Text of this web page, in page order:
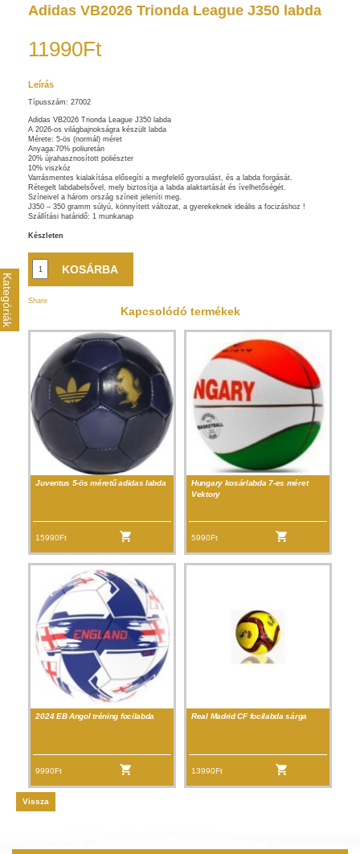
Kategóriák
Adidas VB2026 Trionda League J350 labda
11990Ft
Leírás
Típusszám: 27002
Adidas VB2026 Trionda League J350 labda
A 2026-os világbajnokságra készült labda
Mérete: 5-ös (normál) méret
Anyaga:70% poliuretán
20% újrahasznosított poliészter
10% viszkóz
Varrásmentes kialakítása elősegíti a megfelelő gyorsulást, és a labda forgását.
Rétegelt labdabelsővel, mely biztosítja a labda alaktartását és ívelhetőségét.
Színeivel a három ország színeit jeleníti meg.
J350 – 350 gramm súlyú, könnyített változat, a gyerekeknek ideális a focizáshoz !
Szállítási határidő: 1 munkanap
Készleten
Share
Kapcsolódó termékek
Juventus 5-ös méretű adidas labda
15990Ft
Hungary kosárlabda 7-es méret
Vektory
5990Ft
2024 EB Angol tréning focilabda
9990Ft
Real Madrid CF focilabda sárga
13990Ft
Vissza